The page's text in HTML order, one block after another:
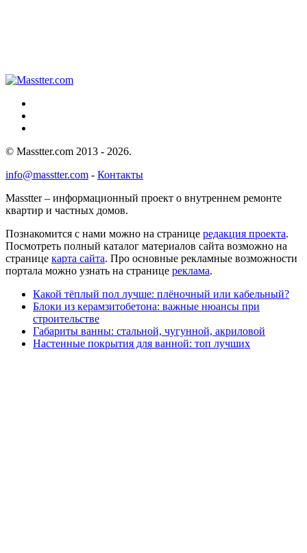
© Masstter.com 2013 - 2026.
info@masstter.com - Контакты
Masstter – информационный проект о внутреннем ремонте
квартир и частных домов.
Познакомится с нами можно на странице редакция проекта.
Посмотреть полный каталог материалов сайта возможно на
странице карта сайта. Про основные рекламные возможности
портала можно узнать на странице реклама.
Какой тёплый пол лучше: плёночный или кабельный?
Блоки из керамзитобетона: важные нюансы при
строительстве
Габариты ванны: стальной, чугунной, акриловой
Настенные покрытия для ванной: топ лучших